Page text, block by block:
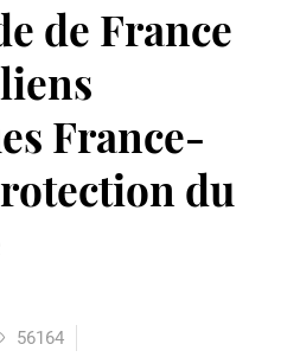
de France
France-
du
56164